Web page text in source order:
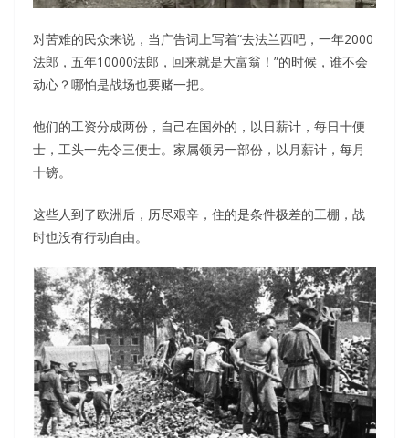
对苦难的民众来说，当广告词上写着“去法兰西吧，一年2000
法郎，五年10000法郎，回来就是大富翁！”的时候，谁不会
动心？哪怕是战场也要赌一把。
他们的工资分成两份，自己在国外的，以日薪计，每日十便
士，工头一先令三便士。家属领另一部份，以月薪计，每月
十镑。
这些人到了欧洲后，历尽艰辛，住的是条件极差的工棚，战
时也没有行动自由。